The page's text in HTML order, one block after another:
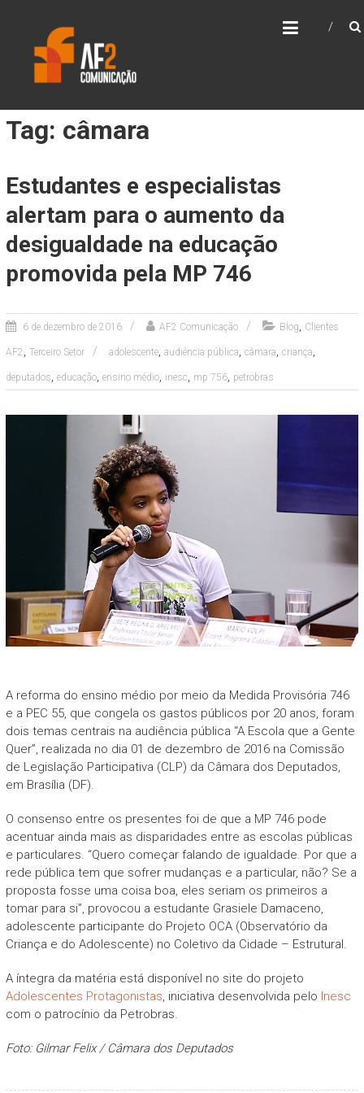
content
Tag: câmara
Estudantes e especialistas
alertam para o aumento da
desigualdade na educação
promovida pela MP 746
6 de dezembro de 2016 AF2 Comunicação Blog, Clientes
AF2 , Terceiro Setor adolescente, audiência pública, câmara, criança,
deputados, educação, ensino médio, inesc, mp 756, petrobras
A reforma do ensino médio por meio da Medida Provisória 746
e a PEC 55, que congela os gastos públicos por 20 anos, foram
dois temas centrais na audiência pública “A Escola que a Gente
Quer”, realizada no dia 01 de dezembro de 2016 na Comissão
de Legislação Participativa (CLP) da Câmara dos Deputados,
em Brasília (DF).
O consenso entre os presentes foi de que a MP 746 pode
acentuar ainda mais as disparidades entre as escolas públicas
e particulares. “Quero começar falando de igualdade. Por que a
rede pública tem que sofrer mudanças e a particular, não? Se a
proposta fosse uma coisa boa, eles seriam os primeiros a
tomar para si”, provocou a estudante Grasiele Damaceno,
adolescente participante do Projeto OCA (Observatório da
Criança e do Adolescente) no Coletivo da Cidade – Estrutural.
A íntegra da matéria está disponível no site do projeto
Adolescentes Protagonistas , iniciativa desenvolvida pelo Inesc
com o patrocínio da Petrobras.
Foto: Gilmar Felix / Câmara dos Deputados